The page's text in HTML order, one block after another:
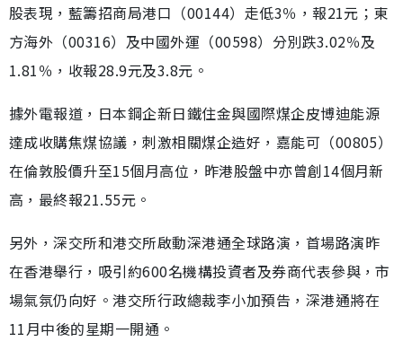
股表現，藍籌招商局港口（00144）走低3％，報21元；東
方海外（00316）及中國外運（00598）分別跌3.02％及
1.81％，收報28.9元及3.8元。
據外電報道，日本鋼企新日鐵住金與國際煤企皮博迪能源
達成收購焦煤協議，刺激相關煤企造好，嘉能可（00805）
在倫敦股價升至15個月高位，昨港股盤中亦曾創14個月新
高，最終報21.55元。
另外，深交所和港交所啟動深港通全球路演，首場路演昨
在香港舉行，吸引約600名機構投資者及券商代表參與，市
場氣氛仍向好。港交所行政總裁李小加預告，深港通將在
11月中後的星期一開通。